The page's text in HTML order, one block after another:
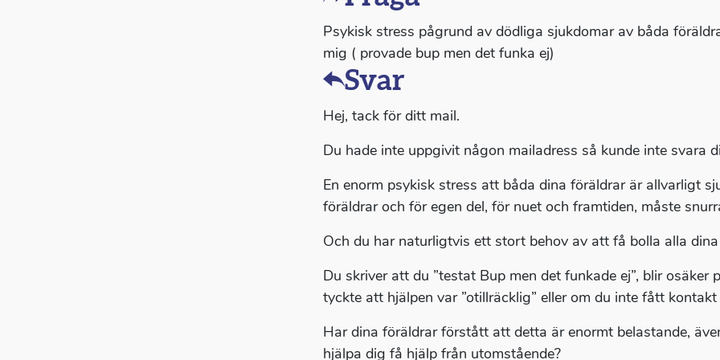
Psykisk stress pågrund av dödliga sjukdomar av båda
mig ( provade bup men det funka ej)
Svar
Hej, tack för ditt mail.
Du hade inte uppgivit någon mailadress så kunde inte svara
En enorm psykisk stress att båda dina föräldrar är allvarligt
föräldrar och för egen del, för nuet och framtiden, måste
Och du har naturligtvis ett stort behov av att få bolla alla
Du skriver att du ”testat Bup men det funkade ej”, blir
tyckte att hjälpen var ”otillräcklig” eller om du inte fått
Har dina föräldrar förstått att detta är enormt belastande,
hjälpa dig få hjälp från utomstående?